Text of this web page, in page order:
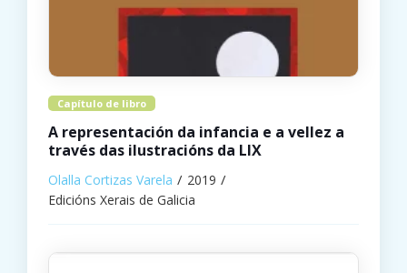
Capítulo de libro
A representación da infancia e a vellez a
través das ilustracións da LIX
Olalla Cortizas Varela
2019
Edicións Xerais de Galicia